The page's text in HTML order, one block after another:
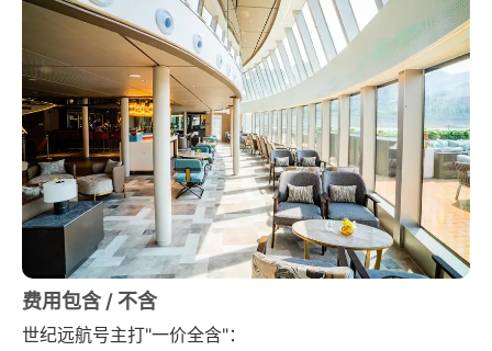
费用包含 / 不含
世纪远航号主打"一价全含"：